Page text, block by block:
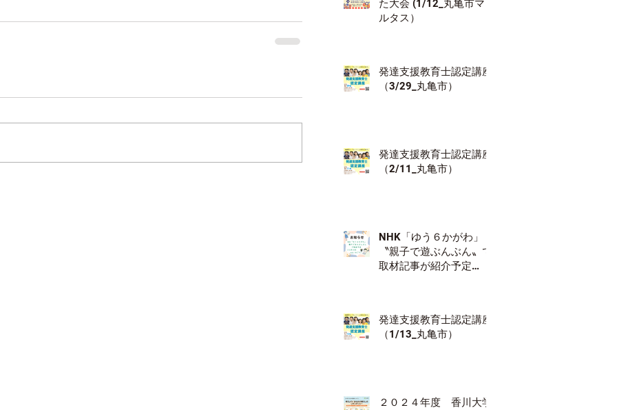
た大会 (1/12_丸亀市マ
ルタス）
発達支援教育士認定講座
（3/29_丸亀市）
発達支援教育士認定講座
（2/11_丸亀市）
NHK「ゆう６かがわ」
〝親子で遊ぶんぶん〟で
取材記事が紹介予定
発達支援教育士認定講座
（1/13_丸亀市）
２０２４年度 香川大学